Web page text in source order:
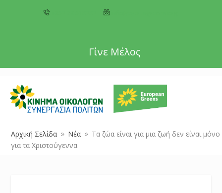
Γίνε Μέλος
Αρχική Σελίδα 9 Νέα 9 Τα ζώα είναι για μια ζωή δεν είναι μόνο
για τα Χριστούγεννα